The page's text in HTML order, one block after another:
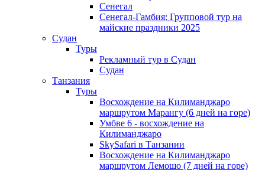
Сенегал
Сенегал-Гамбия: Групповой тур на
майские праздники 2025
Судан
Туры
Рекламный тур в Cудан
Cудан
Танзания
Туры
Восхождение на Килиманджаро
маршрутом Марангу (6 дней на горе)
Умбве 6 - восхождение на
Килиманджаро
SkySafari в Танзании
Восхождение на Килиманджаро
маршрутом Лемошо (7 дней на горе)